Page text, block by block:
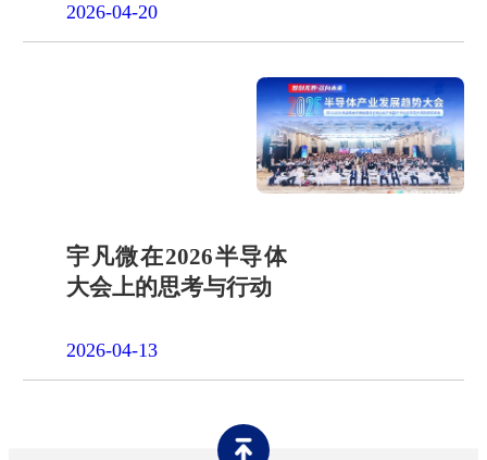
2026-04-20
宇凡微在2026半导体
大会上的思考与行动
2026-04-13